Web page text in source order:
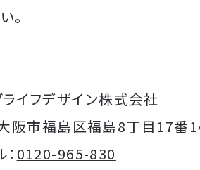
。
ライフデザイン株式会社
阪市福島区福島8丁目17番
0120-965-830